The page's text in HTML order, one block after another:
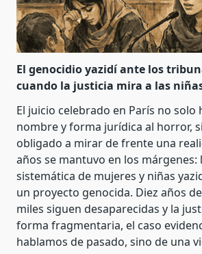
El genocidio yazidí ante los
cuando la justicia mira a las
El juicio celebrado en París no solo
nombre y forma jurídica al horror,
obligado a mirar de frente una
años se mantuvo en los márgenes:
sistemática de mujeres y niñas
un proyecto genocida. Diez años
miles siguen desaparecidas y la
forma fragmentaria, el caso
hablamos de pasado, sino de una